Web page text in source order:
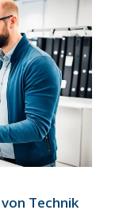
Technik